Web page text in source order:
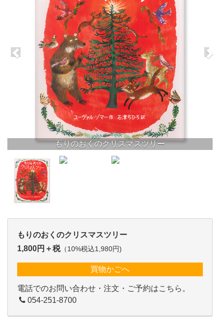
もりのおくのクリスマスツリー
もりのおくのクリスマスツリー
1,800円＋税（10%税込1,980円)
買物かごへ
電話でのお問い合わせ・注文・ご予約はこちら。
054-251-8700